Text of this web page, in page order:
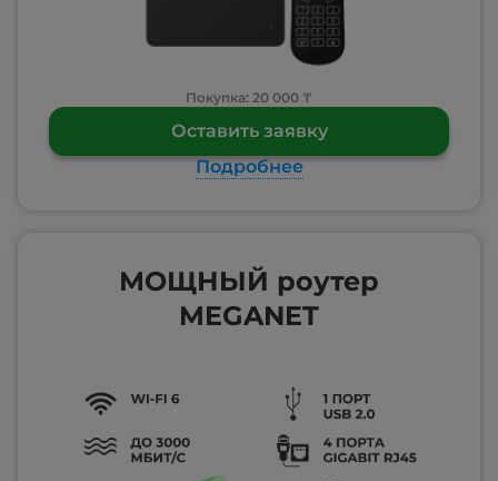
Покупка: 20 000 ₸
Оставить заявку
Подробнее
МОЩНЫЙ роутер
MEGANET